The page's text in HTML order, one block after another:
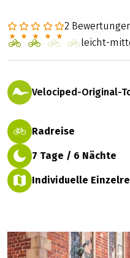
Radreise
7 Tage / 6 Nächte
Individuelle
Velociped-Original-
2
leicht-